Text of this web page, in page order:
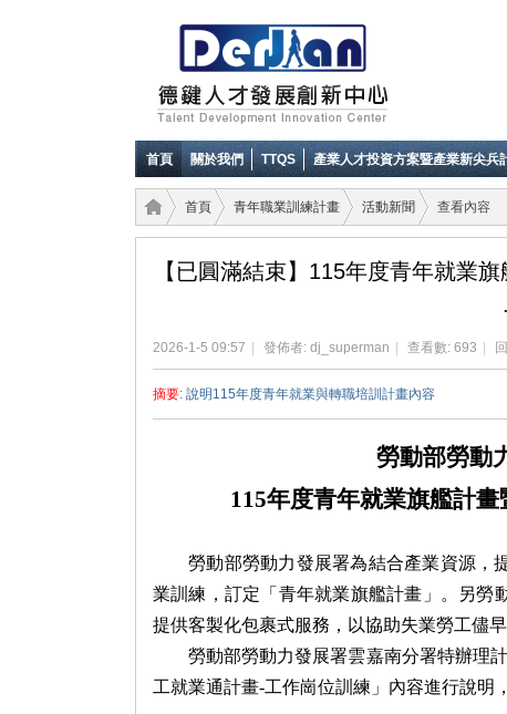
首頁 關於我們 TTQS 產業人才投資方案暨產業新尖兵
首頁 青年職業訓練計畫 活動新聞 查看內容
【已圓滿結束】115年度青年就業
2026-1-5 09:57 發佈者: dj_superman 查看數: 693
摘要: 說明115年度青年就業與轉職培訓計畫內容
勞動部勞動
115年度青年就業旗艦計
勞動部勞動力發展署為結合產業資源，
業訓練，訂定「青年就業旗艦計畫」。另勞
提供客製化包裹式服務，以協助失業勞工儘
勞動部勞動力發展署雲嘉南分署特辦理
工就業通計畫-工作崗位訓練 」內容進行說明